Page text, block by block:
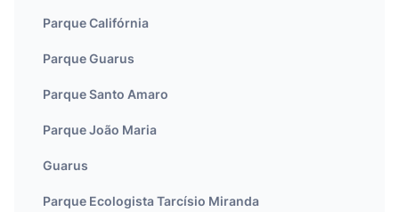
Parque Califórnia
Parque Guarus
Parque Santo Amaro
Parque João Maria
Guarus
Parque Ecologista Tarcísio Miranda